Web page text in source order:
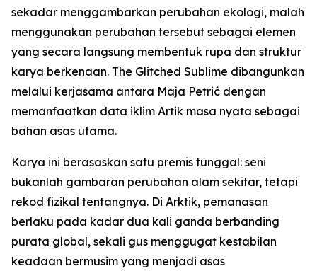
sekadar menggambarkan perubahan ekologi, malah
menggunakan perubahan tersebut sebagai elemen
yang secara langsung membentuk rupa dan struktur
karya berkenaan. The Glitched Sublime dibangunkan
melalui kerjasama antara Maja Petrić dengan
memanfaatkan data iklim Artik masa nyata sebagai
bahan asas utama.
Karya ini berasaskan satu premis tunggal: seni
bukanlah gambaran perubahan alam sekitar, tetapi
rekod fizikal tentangnya. Di Arktik, pemanasan
berlaku pada kadar dua kali ganda berbanding
purata global, sekali gus menggugat kestabilan
keadaan bermusim yang menjadi asas